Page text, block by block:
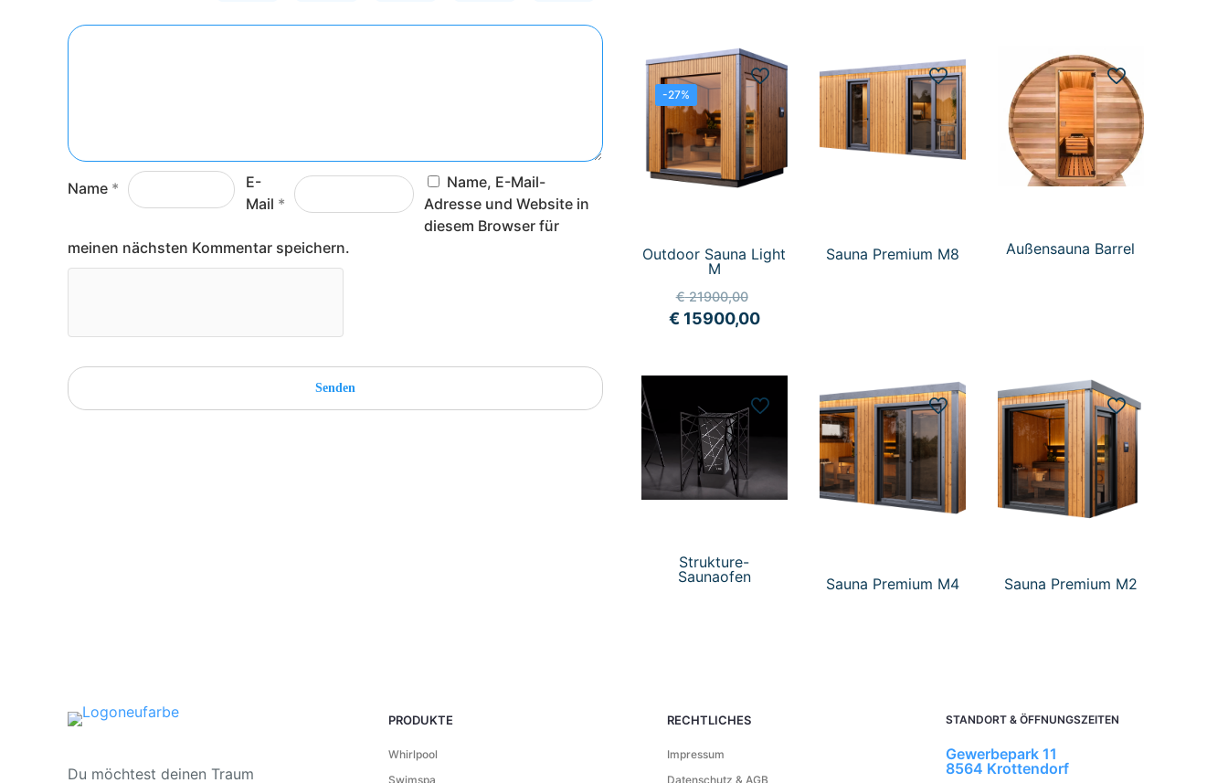
Name *
E-
Mail *
Name, E-Mail-
Adresse und Website in
diesem Browser für
meinen nächsten Kommentar speichern.
-27%
Outdoor Sauna Light
M
€21900,00
€15900,00
Sauna Premium M8 Außensauna Barrel
Strukture-
Saunaofen
Sauna Premium M4 Sauna Premium M2
Du möchtest deinen Traum
PRODUKTE
Whirlpool
Swimspa
RECHTLICHES
Impressum
Datenschutz & AGB
STANDORT & ÖFFNUNGSZEITEN
Gewerbepark 11
8564 Krottendorf